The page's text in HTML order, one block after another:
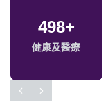
498+
健康及醫療